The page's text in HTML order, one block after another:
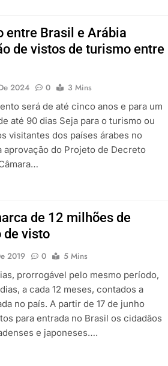
entre Brasil e Arábia
de vistos de turismo entre
2024 0
3 Mins
será de até cinco anos e para um
até 90 dias Seja para o turismo ou
visitantes dos países árabes no
do Projeto de Decreto
de 12 milhões de
de visto
2019 0
5 Mins
prorrogável pelo mesmo período,
a cada 12 meses, contados a
no país. A partir de 17 de junho
para entrada no Brasil os cidadãos
e japoneses….